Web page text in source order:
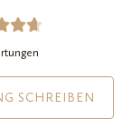
SCHREIBEN